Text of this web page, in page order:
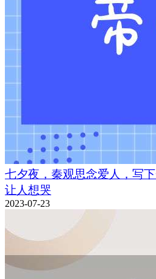
七夕夜，秦观思念爱人，写
让人想哭
2023-07-23